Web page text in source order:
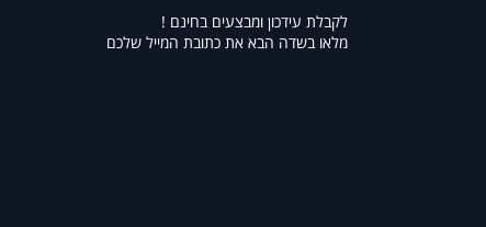
לקבלת עידכון ומבצעים בחינם !
מלאו בשדה הבא את כתובת המייל שלכם